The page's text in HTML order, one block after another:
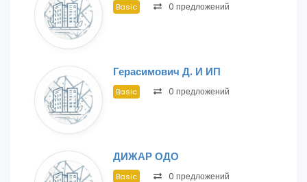
Basic 0 предложений
Герасимович Д. И ИП
Basic 0 предложений
ДИЖАР ОДО
Basic 0 предложений